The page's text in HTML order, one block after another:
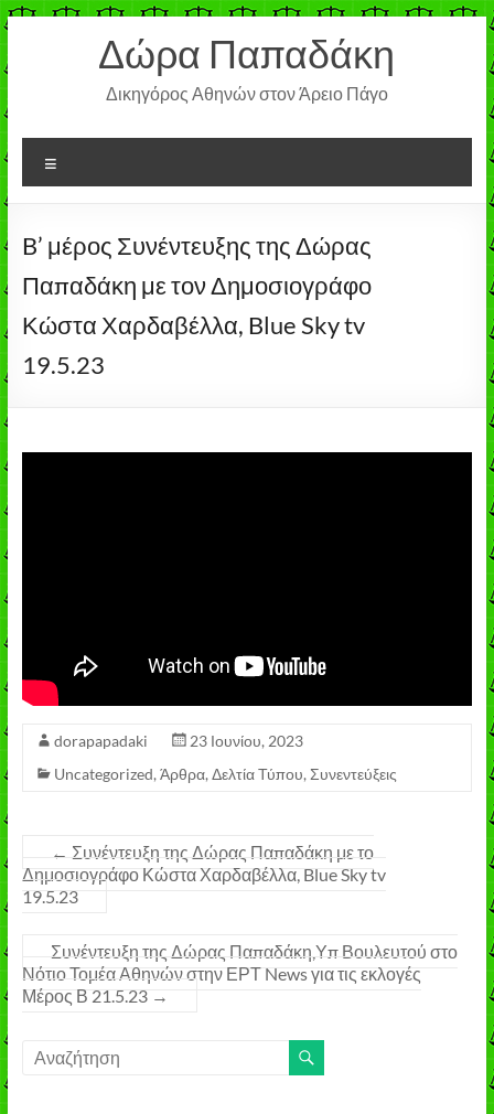
Μετάβαση
περιεχόμενοΔώρα Παπαδάκη
Δικηγόρος Αθηνών στον Άρειο Πάγο
B’ μέρος Συνέντευξης της Δώρας
Παπαδάκη με τον Δημοσιογράφο
Κώστα Χαρδαβέλλα, Blue Sky tv
19.5.23
dorapapadaki
23 Ιουνίου, 2023
Uncategorized, Άρθρα, Δελτία Τύπου, Συνεντεύξεις
← Συνέντευξη της Δώρας Παπαδάκη με το
Δημοσιογράφο Κώστα Χαρδαβέλλα, Blue Sky tv
19.5.23
Συνέντευξη της Δώρας Παπαδάκη,Υπ Βουλευτού στο
Νότιο Τομέα Αθηνών στην ΕΡΤ News για τις εκλογές
Μέρος Β 21.5.23 →